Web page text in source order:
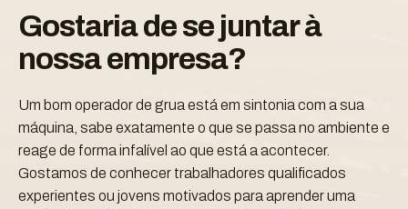
Gostaria de se juntar à
nossa empresa?
Um bom operador de grua está em sintonia com a sua
máquina, sabe exatamente o que se passa no ambiente e
reage de forma infalível ao que está a acontecer.
Gostamos de conhecer trabalhadores qualificados
experientes ou jovens motivados para aprender uma